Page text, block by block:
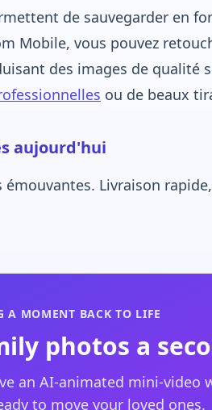
de sauvegarder en
Mobile, vous pouvez
des images de qualité
ou de beaux
aujourd'hui
Livraison
A MOMENT BACK TO LIFE
photos a
an AI-animated mini-video
to move your loved ones.